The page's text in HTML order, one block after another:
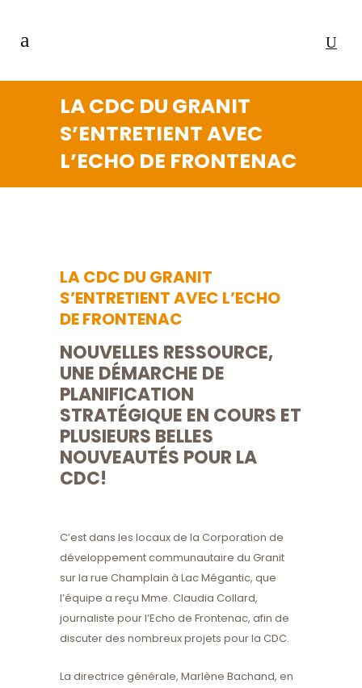
LA CDC DU GRANIT
S’ENTRETIENT AVEC
L’ECHO DE FRONTENAC
LA CDC DU GRANIT
S’ENTRETIENT AVEC L’ECHO
DE FRONTENAC
NOUVELLES RESSOURCE,
UNE DÉMARCHE DE
PLANIFICATION
STRATÉGIQUE EN COURS ET
PLUSIEURS BELLES
NOUVEAUTÉS POUR LA
CDC!
C’est dans les locaux de la Corporation de
développement communautaire du Granit
sur la rue Champlain à Lac Mégantic, que
l’équipe a reçu Mme. Claudia Collard,
journaliste pour l’Echo de Frontenac, afin de
discuter des nombreux projets pour la CDC.
La directrice générale, Marlène Bachand, en